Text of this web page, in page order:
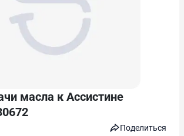
масла к Ассистине
Поделиться